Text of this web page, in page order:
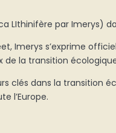
LIthinifère par Imerys)
Imerys s’exprime
la transition
clés dans la transition
l’Europe.